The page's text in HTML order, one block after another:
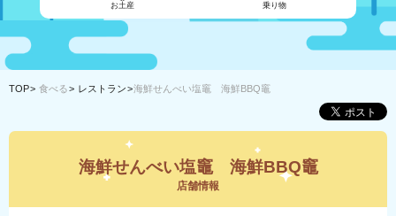
お土産 乗り物
TOP 食べる レストラン 海鮮せんべい塩竈 海鮮BBQ竈
海鮮せんべい塩竈 海鮮BBQ竈
店舗情報